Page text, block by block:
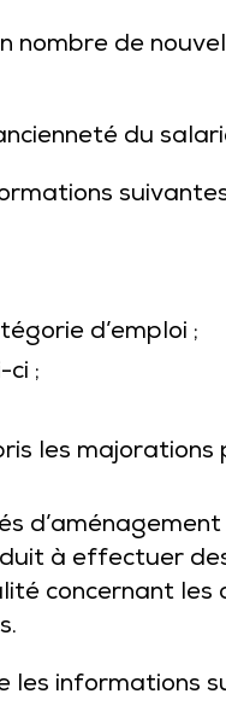
nombre de
du
d’emploi ;
ci ;
les majorations
à effectuer
concernant les
les informations